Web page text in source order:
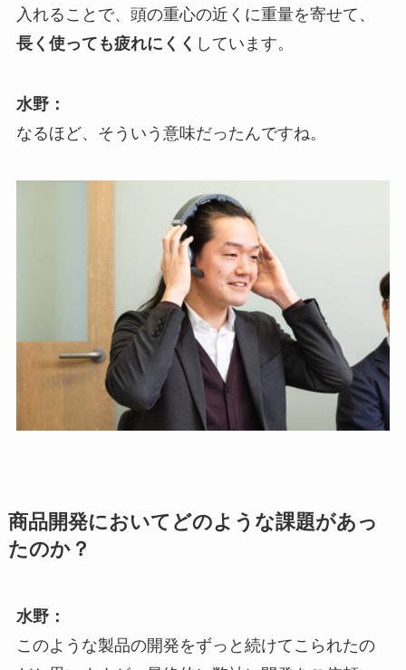
入れることで、頭の重心の近くに重量を寄せて、
長く使っても疲れにくく しています。
水野：
なるほど、そういう意味だったんですね。
商品開発においてどのような課題があっ
たのか？
水野：
このような製品の開発をずっと続けてこられたの